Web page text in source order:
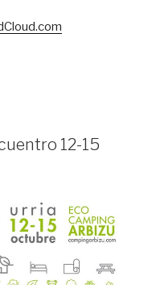
12-15